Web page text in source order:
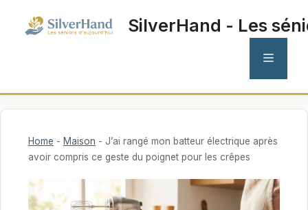
SilverHand - Les
MENU
Home - Maison - J’ai rangé mon batteur électrique après
avoir compris ce geste du poignet pour les crêpes